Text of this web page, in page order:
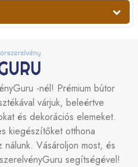
-nél! Prémium bútor
várjuk, beleértve
és dekorációs elemeket.
kiegészítőket otthona
Vásároljon most, és
segítségével!